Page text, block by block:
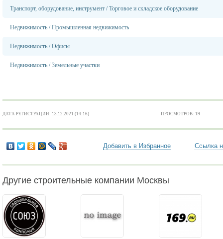
Транспорт, оборудование, инструмент /Торговое и складское оборудование
Недвижимость /Промышленная недвижимость
Недвижимость /Офисы
Недвижимость /Земельные участки
ДАТА РЕГИСТРАЦИИ: 13.12.2021 (14:16) ПРОСМОТРОВ: 19
Добавить в Избранное Ссылка
Другие строительные компании Москвы